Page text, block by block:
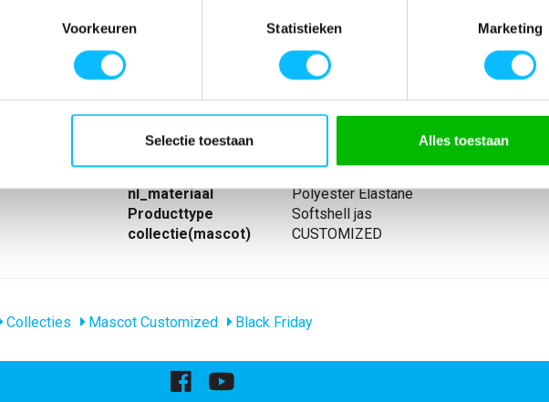
Voorkeuren Statistieken Marketing
Selectie toestaan Alles toestaan
Sluiting met
rits.
bij de
SPECIFICATIES
EAN nummer
-
Model
49% gerecycled polyester/15%
elastaan
nl_materiaal
Polyester Elastane
Producttype
Softshell jas
collectie(mascot)
CUSTOMIZED
Collecties Mascot Customized Black Friday